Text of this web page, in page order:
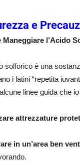
e
Maneggiare l’Acido
solforico è una
i latini“repetita
linee guida che
attrezzature
in un’area ben